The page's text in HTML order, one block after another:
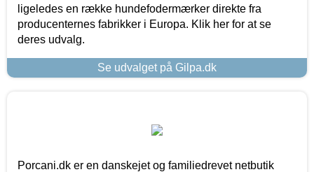
ligeledes en række hundefodermærker direkte fra
producenternes fabrikker i Europa. Klik her for at se
deres udvalg.
Se udvalget på Gilpa.dk
Porcani.dk er en danskejet og familiedrevet netbutik